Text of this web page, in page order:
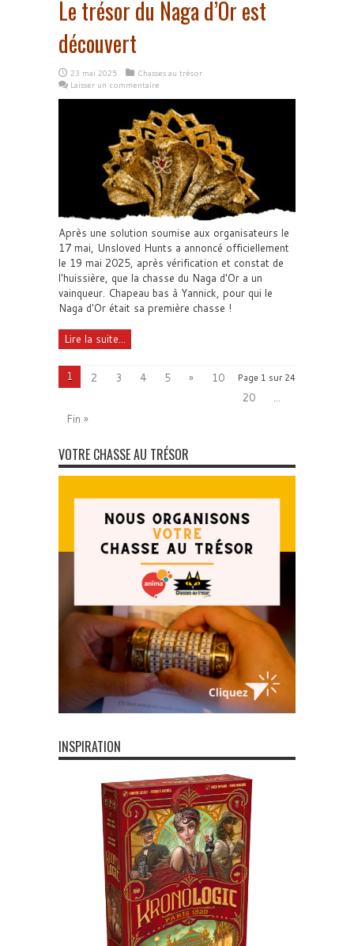
Le trésor du Naga d’Or est
découvert
23 mai 2025
Chasses au trésor
Laisser un commentaire
Après une solution soumise aux organisateurs le
17 mai, Unsloved Hunts a annoncé officiellement
le 19 mai 2025, après vérification et constat de
l'huissière, que la chasse du Naga d'Or a un
vainqueur. Chapeau bas à Yannick, pour qui le
Naga d'Or était sa première chasse !
Lire la suite...
Page 1 sur 24
1 2 3 4 5 »
10
20
...
Fin »
VOTRE CHASSE AU TRÉSOR
INSPIRATION